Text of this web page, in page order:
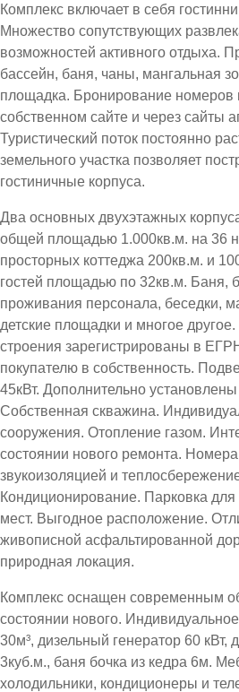
Комплекс включает в себя
Множество сопутствующих
возможностей активного отдыха.
бассейн, баня, чаны, мангальная
площадка. Бронирование номеров
собственном сайте и через сайты
Туристический поток постоянно
земельного участка позволяет
гостиничные корпуса.
Два основных двухэтажных
общей площадью 1.000кв.м. на 36
просторных коттеджа 200кв.м. и
гостей площадью по 32кв.м. Баня,
проживания персонала, беседки,
детские площадки и многое
строения зарегистрированы в
покупателю в собственность.
45кВт. Дополнительно
Собственная скважина.
сооружения. Отопление газом.
состоянии нового ремонта.
звукоизоляцией и
Кондиционирование. Парковка
мест. Выгодное расположение.
живописной асфальтированной
природная локация.
Комплекс оснащен современным
состоянии нового.
30м³, дизельный генератор 60 кВт,
3куб.м., баня бочка из кедра 6м.
холодильники, кондиционеры и